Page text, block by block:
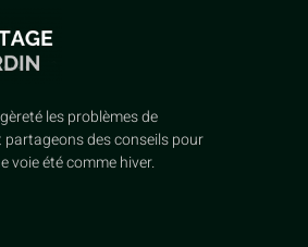
les problèmes de
des conseils pour
voie été comme hiver.